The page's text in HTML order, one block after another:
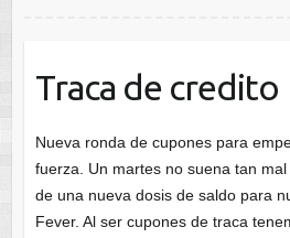
Traca de credito
Nueva ronda de cupones para
fuerza. Un martes no suena tan
de una nueva dosis de saldo para
Fever. Al ser cupones de traca